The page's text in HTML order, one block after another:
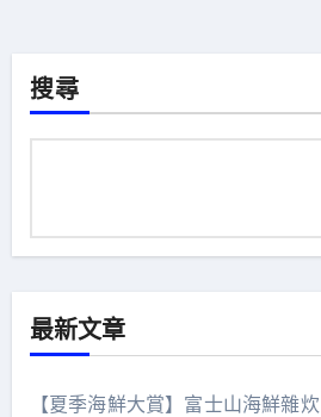
搜尋
最新文章
【夏季海鮮大賞】富士山海鮮雜炊